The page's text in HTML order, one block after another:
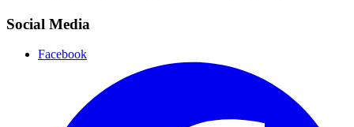
Social Media
Facebook